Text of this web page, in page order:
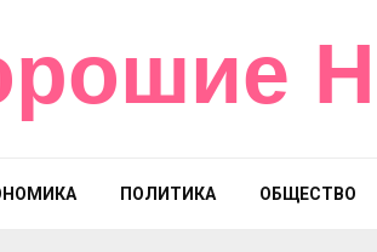
ПОЛИТИКА ОБЩЕСТВО